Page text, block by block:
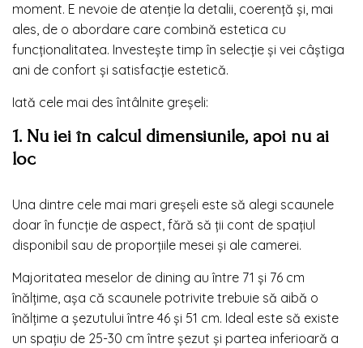
moment. E nevoie de atenție la detalii, coerență și, mai
ales, de o abordare care combină estetica cu
funcționalitatea. Investește timp în selecție și vei câștiga
ani de confort și satisfacție estetică.
Iată cele mai des întâlnite greșeli:
1. Nu iei în calcul dimensiunile, apoi nu ai
loc
Una dintre cele mai mari greșeli este să alegi scaunele
doar în funcție de aspect, fără să ții cont de spațiul
disponibil sau de proporțiile mesei și ale camerei.
Majoritatea meselor de dining au între 71 și 76 cm
înălțime, așa că scaunele potrivite trebuie să aibă o
înălțime a șezutului între 46 și 51 cm. Ideal este să existe
un spațiu de 25-30 cm între șezut și partea inferioară a